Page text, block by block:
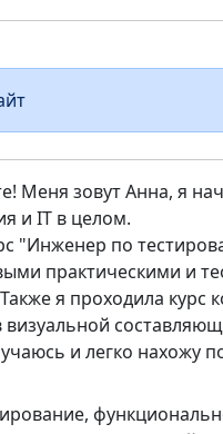
Меня зовут Анна, я
и IT в целом.
"Инженер по
практическими и
я проходила
визуальной
и легко нахожу